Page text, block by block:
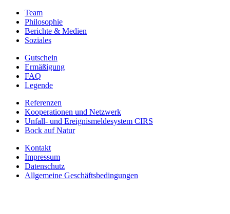
Team
Philosophie
Berichte & Medien
Soziales
Gutschein
Ermäßigung
FAQ
Legende
Referenzen
Kooperationen und Netzwerk
Unfall- und Ereignismeldesystem CIRS
Bock auf Natur
Kontakt
Impressum
Datenschutz
Allgemeine Geschäftsbedingungen